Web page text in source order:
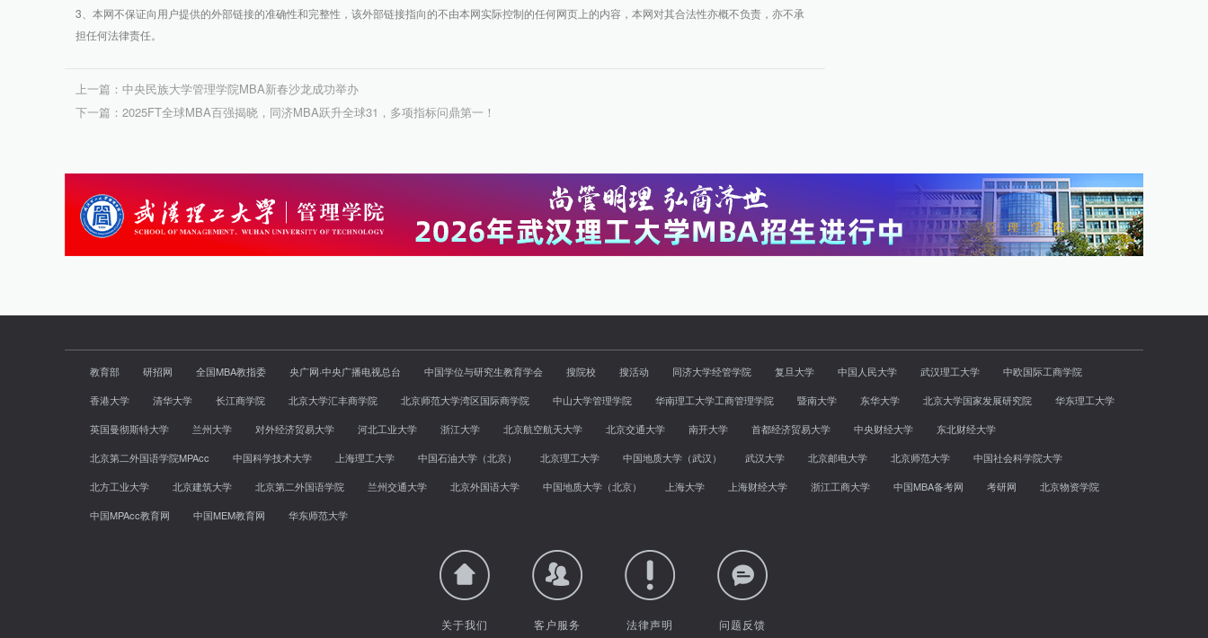
3、本网不保证向用户提供的外部链接的准确性和完整性，该外部链接指向的不由本网实际控制的任何网页上的内容，本网对其合法性亦概不负责，亦不承
担任何法律责任。
上一篇：中央民族大学管理学院MBA新春沙龙成功举办
下一篇：2025FT全球MBA百强揭晓，同济MBA跃升全球31，多项指标问鼎第一！
教育部 研招网 全国MBA教指委 央广网·中央广播电视总台 中国学位与研究生教育学会 搜院校 搜活动 同济大学经管学院 复旦大学 中国人民大学 武汉理工大学
中欧国际工商学院
香港大学
清华大学 长江商学院 北京大学汇丰商学院 北京师范大学湾区国际商学院 中山大学管理学院 华南理工大学工商管理学院 暨南大学 东华大学 北京大学国家发展研究院
华东理工大学
英国曼彻斯特大学
兰州大学 对外经济贸易大学 河北工业大学 浙江大学 北京航空航天大学 北京交通大学 南开大学 首都经济贸易大学 中央财经大学
东北财经大学
北京第二外国语学院MPAcc
中国科学技术大学 上海理工大学 中国石油大学（北京） 北京理工大学 中国地质大学（武汉） 武汉大学 北京邮电大学 北京师范大学
中国社会科学院大学
北方工业大学
北京建筑大学 北京第二外国语学院 兰州交通大学 北京外国语大学 中国地质大学（北京） 上海大学 上海财经大学 浙江工商大学 中国MBA备考网 考研网
北京物资学院
中国MPAcc教育网
中国MEM教育网 华东师范大学
关于我们 客户服务 法律声明 问题反馈